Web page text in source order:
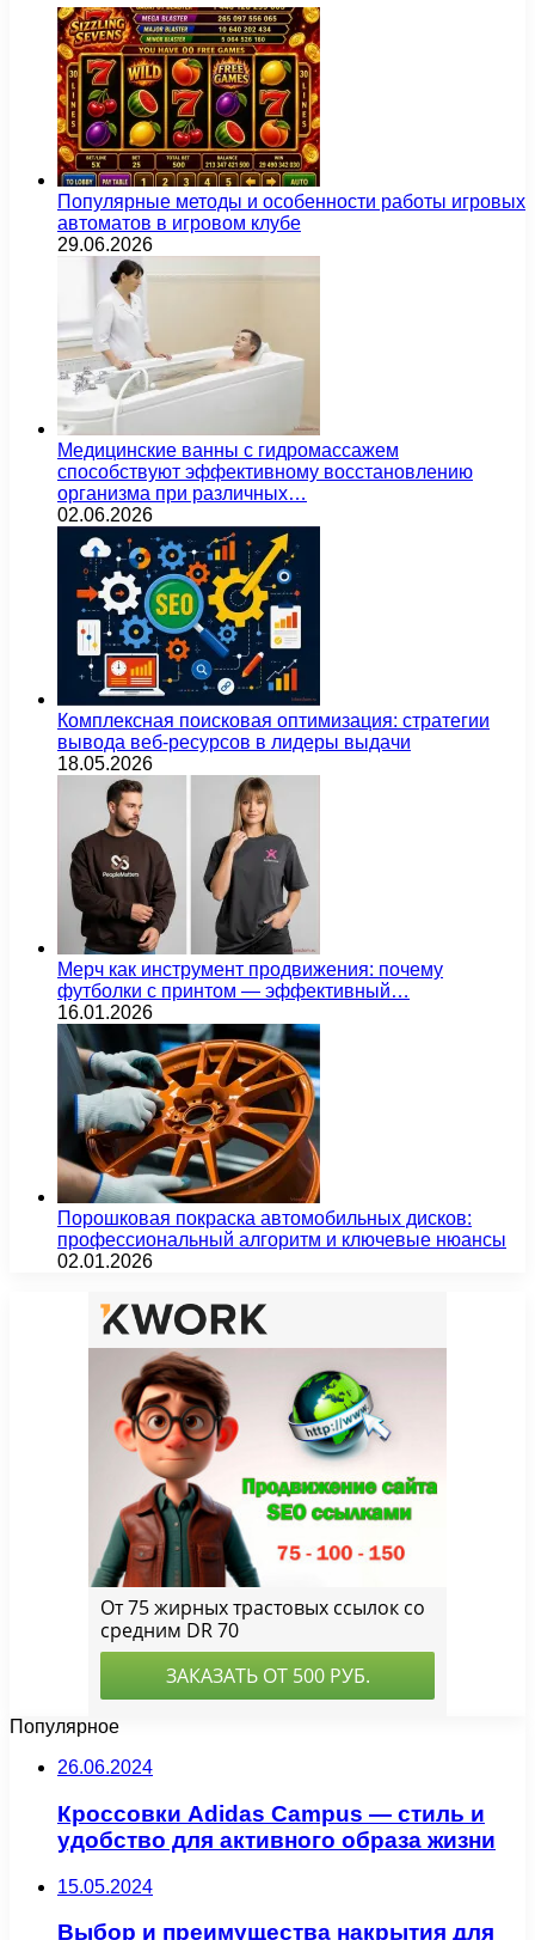
Популярные методы и особенности работы игровых
автоматов в игровом клубе
29.06.2026
Медицинские ванны с гидромассажем
способствуют эффективному восстановлению
организма при различных…
02.06.2026
Комплексная поисковая оптимизация: стратегии
вывода веб-ресурсов в лидеры выдачи
18.05.2026
Мерч как инструмент продвижения: почему
футболки с принтом — эффективный…
16.01.2026
Порошковая покраска автомобильных дисков:
профессиональный алгоритм и ключевые нюансы
02.01.2026
Популярное
26.06.2024
Кроссовки Adidas Campus — стиль и
удобство для активного образа жизни
15.05.2024
Выбор и преимущества накрытия для